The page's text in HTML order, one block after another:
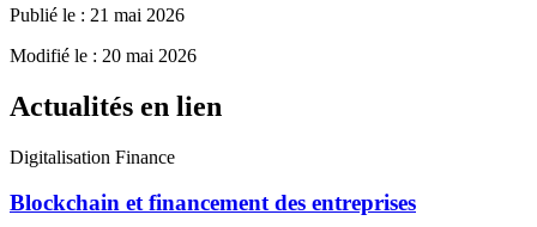
Publié le : 21 mai 2026
Modifié le : 20 mai 2026
Actualités en lien
Digitalisation Finance
Blockchain et financement des entreprises